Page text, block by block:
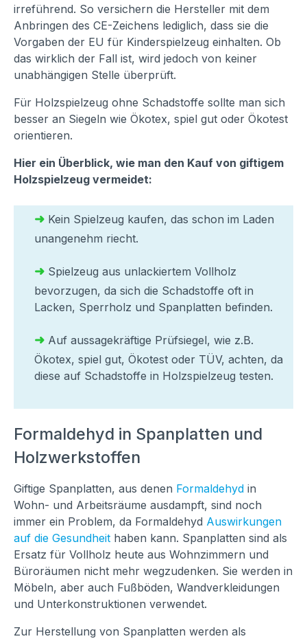
irreführend. So versichern die Hersteller mit dem
Anbringen des CE-Zeichens lediglich, dass sie die
Vorgaben der EU für Kinderspielzeug einhalten. Ob
das wirklich der Fall ist, wird jedoch von keiner
unabhängigen Stelle überprüft.
Für Holzspielzeug ohne Schadstoffe sollte man sich
besser an Siegeln wie Ökotex, spiel gut oder Ökotest
orientieren.
Hier ein Überblick, wie man den Kauf von giftigem
Holzspielzeug vermeidet:
➜ Kein Spielzeug kaufen, das schon im Laden
unangenehm riecht.
➜ Spielzeug aus unlackiertem Vollholz
bevorzugen, da sich die Schadstoffe oft in
Lacken, Sperrholz und Spanplatten befinden.
➜ Auf aussagekräftige Prüfsiegel, wie z.B.
Ökotex, spiel gut, Ökotest oder TÜV, achten, da
diese auf Schadstoffe in Holzspielzeug testen.
Formaldehyd in Spanplatten und
Holzwerkstoffen
Giftige Spanplatten, aus denen Formaldehyd in
Wohn- und Arbeitsräume ausdampft, sind noch
immer ein Problem, da Formaldehyd Auswirkungen
auf die Gesundheit haben kann. Spanplatten sind als
Ersatz für Vollholz heute aus Wohnzimmern und
Büroräumen nicht mehr wegzudenken. Sie werden in
Möbeln, aber auch Fußböden, Wandverkleidungen
und Unterkonstruktionen verwendet.
Zur Herstellung von Spanplatten werden als